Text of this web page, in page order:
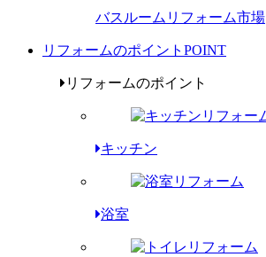
バスルームリフォーム市場
リフォームのポイント POINT
リフォームのポイント
キッチン
浴室